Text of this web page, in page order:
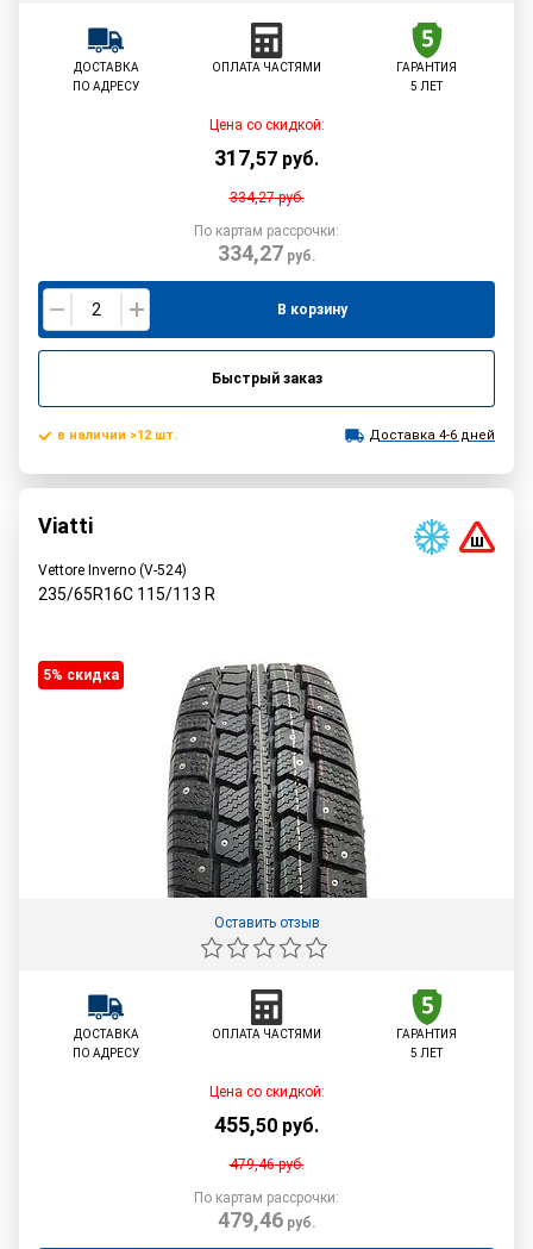
ДОСТАВКА
ПО АДРЕСУ
ОПЛАТА ЧАСТЯМИ
ГАРАНТИЯ
5 ЛЕТ
Цена со скидкой:
317,57 руб.
334,27руб.
По картам рассрочки:
334,27 руб.
В корзину
Быстрый заказ
в наличии >12 шт. Доставка 4-6 дней
Viatti
Vettore Inverno (V-524)
235/65R16C 115/113 R
5% cкидка
Оставить отзыв
ДОСТАВКА
ПО АДРЕСУ
ОПЛАТА ЧАСТЯМИ
ГАРАНТИЯ
5 ЛЕТ
Цена со скидкой:
455,50 руб.
479,46руб.
По картам рассрочки:
479,46руб.